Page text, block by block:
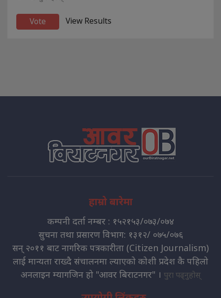
View Results
हाम्रो बारेमा
कम्पनी दर्ता नम्बर : १५२१५३/०७३/०७४
सुचना तथा प्रसारण विभाग: १३१२/ ०७५/०७६
सन् २०११ बाट नागरिक पत्रकारीता (Citizen Journalism)
लाई मान्यता राख्दै संचालनमा ल्याएको कोशी प्रदेश कै पहिलो
अनलाइन म्यागजिन हो "आवर बिराटनगर" । पुरा पढ्नुहोस्